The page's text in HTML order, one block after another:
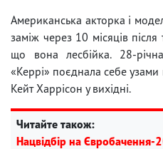
Американська акторка і
заміж через 10 місяців
що вона лесбійка. 28-
«Керрі» поєднала себе
Кейт Харрісон у вихідні.
Читайте також:
Нацвідбір на